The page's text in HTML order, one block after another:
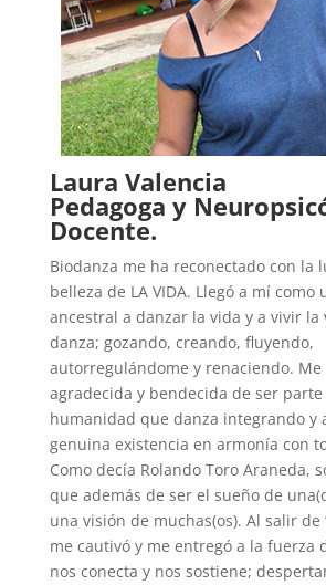
Laura Valencia
Pedagoga y
Docente.
Biodanza me ha reconectado con la
belleza de LA VIDA. Llegó a mí como
ancestral a danzar la vida y a vivir la
danza; gozando, creando, fluyendo,
autorregulándome y renaciendo. Me
agradecida y bendecida de ser
humanidad que danza integrando y
genuina existencia en armonía con
Como decía Rolando Toro Araneda,
que además de ser el sueño de
una visión de muchas(os). Al salir de
me cautivó y me entregó a la fuerza
nos conecta y nos sostiene;